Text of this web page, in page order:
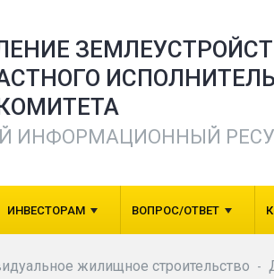
ИНФОРМАЦИОННЫЙ
ИНВЕСТОРАМ ВОПРОС/ОТВЕТ
жилищное строительство -